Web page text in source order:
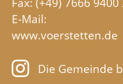
E-Mail:
www.voerstetten.de
Die Gemeinde